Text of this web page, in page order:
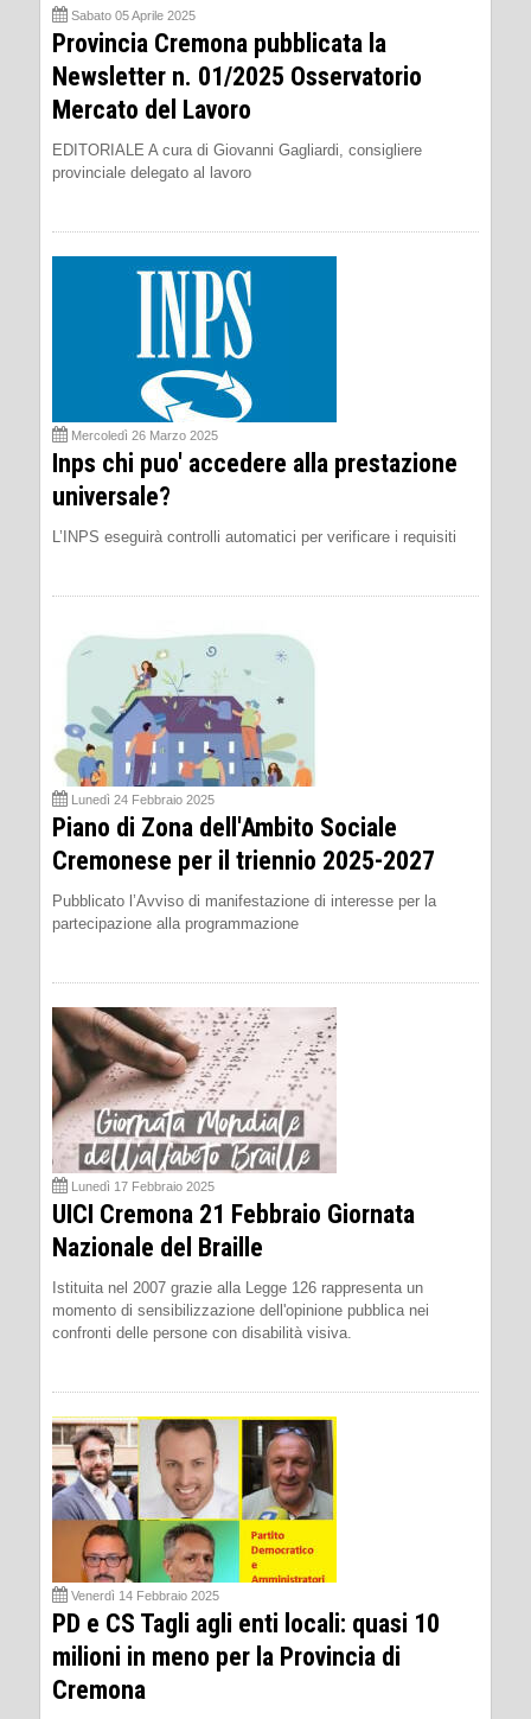
Sabato 05 Aprile 2025
Provincia Cremona pubblicata la
Newsletter n. 01/2025 Osservatorio
Mercato del Lavoro
EDITORIALE A cura di Giovanni Gagliardi, consigliere
provinciale delegato al lavoro
Mercoledì 26 Marzo 2025
Inps chi puo' accedere alla prestazione
universale?
L’INPS eseguirà controlli automatici per verificare i requisiti
Lunedì 24 Febbraio 2025
Piano di Zona dell'Ambito Sociale
Cremonese per il triennio 2025-2027
Pubblicato l’Avviso di manifestazione di interesse per la
partecipazione alla programmazione
Lunedì 17 Febbraio 2025
UICI Cremona 21 Febbraio Giornata
Nazionale del Braille
Istituita nel 2007 grazie alla Legge 126 rappresenta un
momento di sensibilizzazione dell'opinione pubblica nei
confronti delle persone con disabilità visiva.
Venerdì 14 Febbraio 2025
PD e CS Tagli agli enti locali: quasi 10
milioni in meno per la Provincia di
Cremona